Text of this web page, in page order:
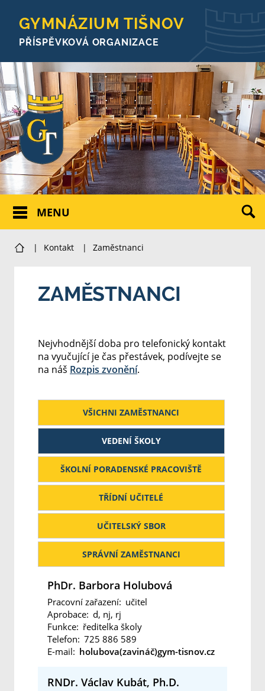
GYMNÁZIUM TIŠNOV
PŘÍSPĚVKOVÁ ORGANIZACE
MENU
| Kontakt | Zaměstnanci
ZAMĚSTNANCI
Nejvhodnější doba pro telefonický kontakt
na vyučující je čas přestávek, podívejte se
na náš Rozpis zvonění.
VŠICHNI ZAMĚSTNANCI
VEDENÍ ŠKOLY
ŠKOLNÍ PORADENSKÉ PRACOVIŠTĚ
TŘÍDNÍ UČITELÉ
UČITELSKÝ SBOR
SPRÁVNÍ ZAMĚSTNANCI
PhDr. Barbora Holubová
Pracovní zařazení: učitel
Aprobace: d, nj, rj
Funkce: ředitelka školy
Telefon: 725 886 589
E-mail: holubova(zavináč)gym-tisnov.cz
RNDr. Václav Kubát, Ph.D.